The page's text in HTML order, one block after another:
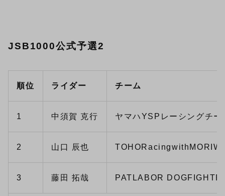
JSB1000公式予選2
順位 ライダー チーム
1 中須賀 克行 ヤマハYSPレーシングチー
2 山口 辰也
3 藤田 拓哉 PATLABOR